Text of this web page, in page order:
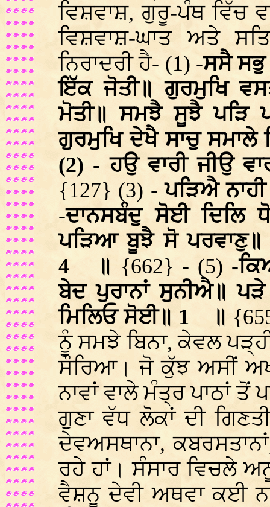
ਵਿਸ਼ਵਾਸ਼, ਗੁਰੂ-ਪੰਥ ਵਿੱਚ
ਵਿਸ਼ਵਾਸ਼-ਘਾਤ ਅਤੇ
ਨਿਰਾਦਰੀ ਹੈ- (1) -ਸਸੈ ਸਭੁ
ਇੱਕ ਜੋਤੀ॥ ਗੁਰਮੁਖਿ
ਮੋਤੀ॥ ਸਮਝੈ ਸੂਝੈ ਪੜਿ
ਗੁਰਮੁਖਿ ਦੇਖੈ ਸਾਚੁ ਸਮਾਲੇ
(2) - ਹਉ ਵਾਰੀ ਜੀਉ
{127} (3) - ਪੜਿਐ
-ਦਾਨਸਬੰਦੁ ਸੋਈ ਦਿਲਿ
ਪੜਿਆ ਬੂਝੈ ਸੋ ਪਰਵਾਣੁ॥
4
॥ {662} - (5) -
ਬੇਦ ਪੁਰਾਨਾਂ ਸੁਨੀਐ॥
ਮਿਲਿਓ ਸੋਈ॥ 1
॥
ਨੂੰ ਸਮਝੇ ਬਿਨਾ, ਕੇਵਲ
ਸੌਰਿਆ। ਜੋ ਕੁੱਝ ਅਸੀਂ
ਨਾਵਾਂ ਵਾਲੇ ਮੰਤ੍ਰ ਪਾਠਾਂ ਤੋਂ
ਗੁਣਾ ਵੱਧ ਲੋਕਾਂ ਦੀ
ਦੇਵਅਸਥਾਨਾ,
ਰਹੇ ਹਾਂ। ਸੰਸਾਰ ਵਿਚਲੇ
ਵੈਸ਼ਨੂ ਦੇਵੀ ਅਥਵਾ ਕਈ